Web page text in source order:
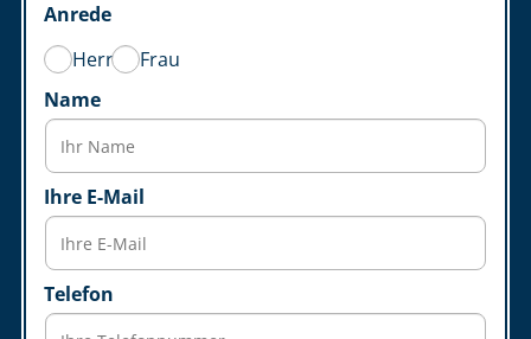
Anrede
Herr
Frau
Name
Ihre E-Mail
Telefon